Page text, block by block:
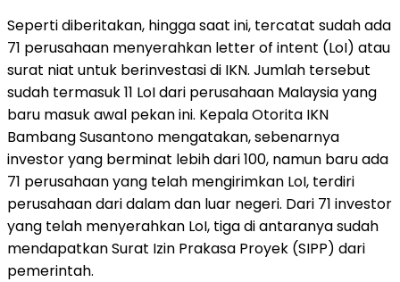
Seperti diberitakan, hingga saat ini, tercatat sudah ada
71 perusahaan menyerahkan letter of intent (LoI) atau
surat niat untuk berinvestasi di IKN. Jumlah tersebut
sudah termasuk 11 LoI dari perusahaan Malaysia yang
baru masuk awal pekan ini. Kepala Otorita IKN
Bambang Susantono mengatakan, sebenarnya
investor yang berminat lebih dari 100, namun baru ada
71 perusahaan yang telah mengirimkan LoI, terdiri
perusahaan dari dalam dan luar negeri. Dari 71 investor
yang telah menyerahkan LoI, tiga di antaranya sudah
mendapatkan Surat Izin Prakasa Proyek (SIPP) dari
pemerintah.